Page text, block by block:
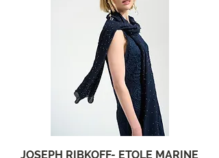
JOSEPH RIBKOFF- ETOLE MARINE